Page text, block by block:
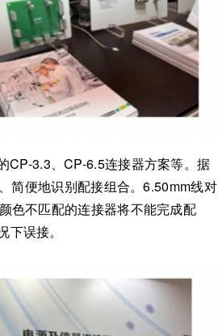
CP-3.3、CP-6.5连接器方案等。据
简便地识别配接组合。6.50mm线对
色不匹配的连接器将不能完成配
误接。